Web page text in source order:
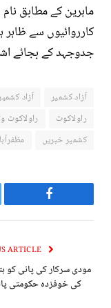
ماہرین کے مطابق
کارروائیوں سے
جدوجہد کے بجائے
آزاد کشمیر آزاد
راولاکوٹ
راولاکوٹ
کشمیر خبریں
Facebook
مودی سرکار کی پانی کو
کی خوفزدہ حکومتی